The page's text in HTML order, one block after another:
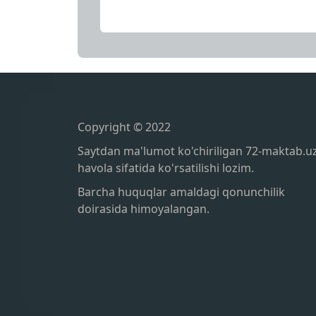
Copyright © 2022
Saytdan ma'lumot ko'chiriligan 72-
havola sifatida ko'rsatilishi lozim.
Barcha huquqlar amaldagi qonunchilik
doirasida himoyalangan.